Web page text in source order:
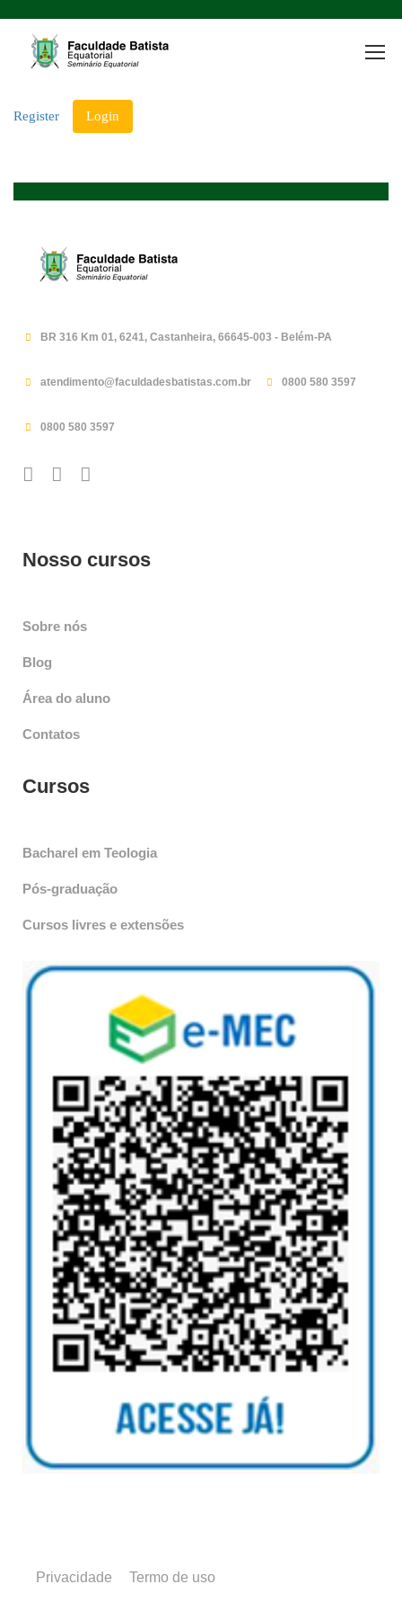
Register Login
BR 316 Km 01, 6241, Castanheira, 66645-003 - Belém-PA
atendimento@faculdadesbatistas.com.br 0800 580 3597
0800 580 3597
Nosso cursos
Sobre nós
Blog
Área do aluno
Contatos
Cursos
Bacharel em Teologia
Pós-graduação
Cursos livres e extensões
Privacidade Termo de uso